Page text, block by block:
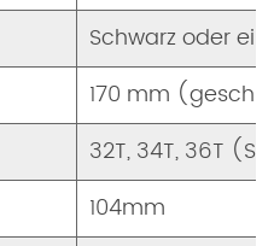
Schwarz oder
170 mm
32T, 34T, 36T
104mm